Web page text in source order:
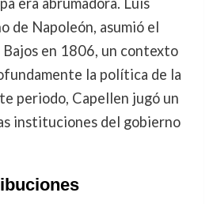
era abrumadora. Luis
de Napoleón, asumió el
Bajos en 1806, un contexto
la política de la
periodo, Capellen jugó un
instituciones del gobierno